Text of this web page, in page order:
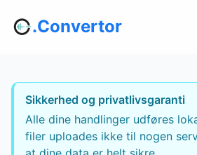
.Convertor
Sikkerhed og privatlivsgaranti
Alle dine handlinger udføres
filer uploades ikke til nogen